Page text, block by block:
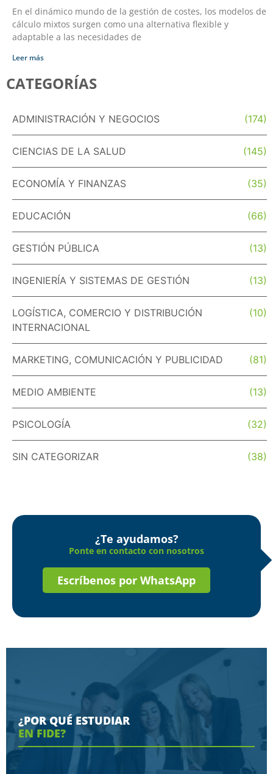
En el dinámico mundo de la gestión de costes, los modelos de
cálculo mixtos surgen como una alternativa flexible y
adaptable a las necesidades de
Leer más
CATEGORÍAS
ADMINISTRACIÓN Y NEGOCIOS (174)
CIENCIAS DE LA SALUD (145)
ECONOMÍA Y FINANZAS (35)
EDUCACIÓN (66)
GESTIÓN PÚBLICA (13)
INGENIERÍA Y SISTEMAS DE GESTIÓN (13)
LOGÍSTICA, COMERCIO Y DISTRIBUCIÓN
INTERNACIONAL
(10)
MARKETING, COMUNICACIÓN Y PUBLICIDAD (81)
MEDIO AMBIENTE (13)
PSICOLOGÍA (32)
SIN CATEGORIZAR (38)
¿Te ayudamos?
Ponte en contacto con nosotros
Escríbenos por WhatsApp
¿POR QUÉ ESTUDIAR
EN FIDE?